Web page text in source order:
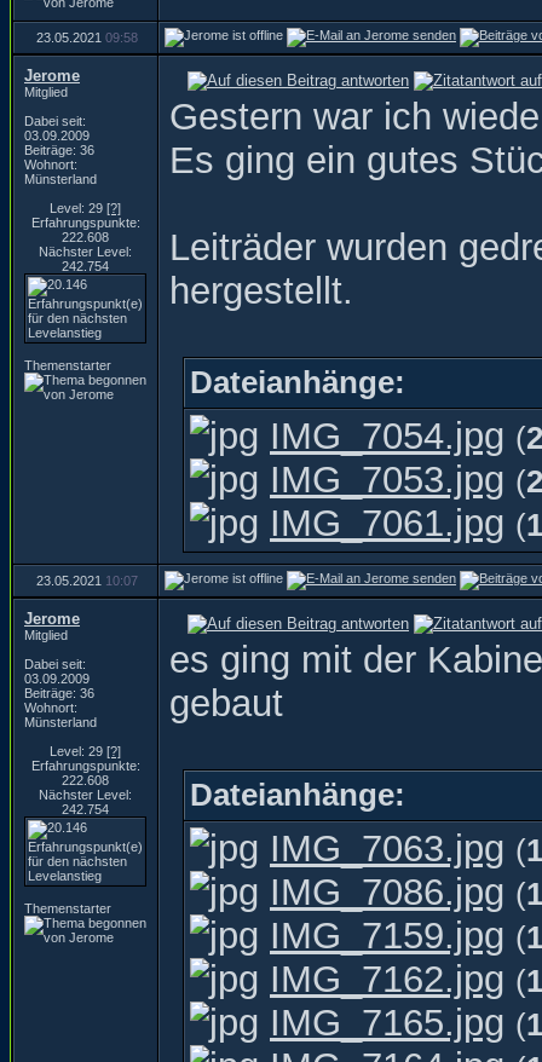
23.05.2021 09:58
Jerome
Mitglied
Dabei seit:
03.09.2009
Beiträge: 36
Wohnort:
Münsterland
Level: 29 [?]
Erfahrungspunkte:
222.608
Nächster Level:
242.754
Themenstarter
Gestern war ich
Es ging ein gutes
Leiträder wurden
hergestellt.
Dateianhänge:
IMG_7054.jpg (
IMG_7053.jpg (
IMG_7061.jpg (
23.05.2021 10:07
Jerome
Mitglied
Dabei seit:
03.09.2009
Beiträge: 36
Wohnort:
Münsterland
Level: 29 [?]
Erfahrungspunkte:
222.608
Nächster Level:
242.754
Themenstarter
es ging mit der
gebaut
Dateianhänge:
IMG_7063.jpg (
IMG_7086.jpg (
IMG_7159.jpg (
IMG_7162.jpg (
IMG_7165.jpg (